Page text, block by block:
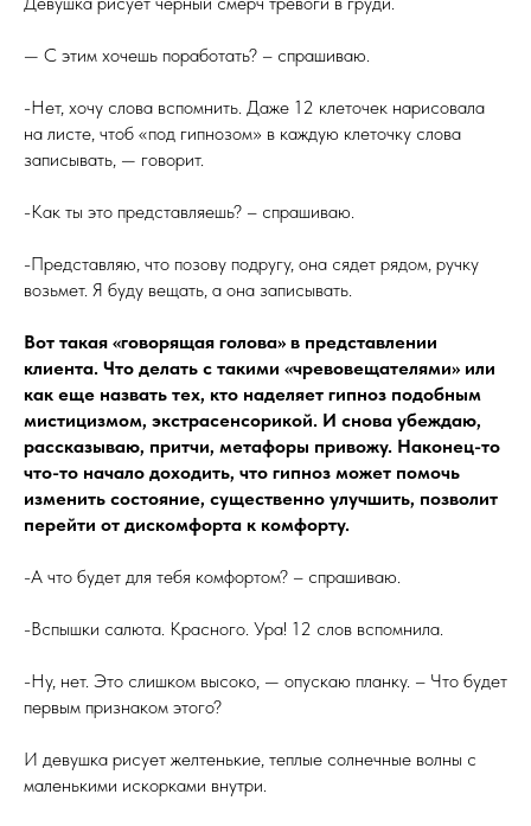
— С этим хочешь поработать? – спрашиваю.
-Нет, хочу слова вспомнить. Даже 12 клеточек нарисовала
на листе, чтоб «под гипнозом» в каждую клеточку слова
записывать, — говорит.
-Как ты это представляешь? – спрашиваю.
-Представляю, что позову подругу, она сядет рядом, ручку
возьмет. Я буду вещать, а она записывать.
Вот такая «говорящая голова» в представлении
клиента. Что делать с такими «чревовещателями» или
как еще назвать тех, кто наделяет гипноз подобным
мистицизмом, экстрасенсорикой. И снова убеждаю,
рассказываю, притчи, метафоры привожу. Наконец-то
что-то начало доходить, что гипноз может помочь
изменить состояние, существенно улучшить, позволит
перейти от дискомфорта к комфорту.
-А что будет для тебя комфортом? – спрашиваю.
-Вспышки салюта. Красного. Ура! 12 слов вспомнила.
-Ну, нет. Это слишком высоко, — опускаю планку. – Что будет
первым признаком этого?
И девушка рисует желтенькие, теплые солнечные волны с
маленькими искорками внутри.